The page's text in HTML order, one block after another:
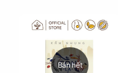
Bán hết